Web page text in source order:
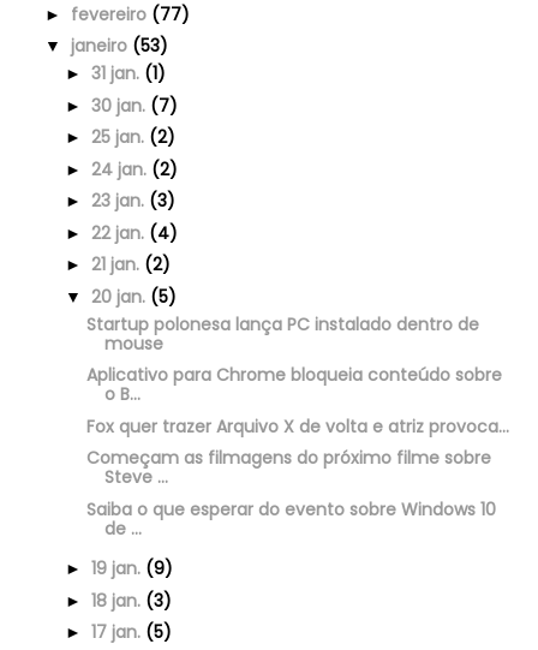
► fevereiro (77)
▼ janeiro (53)
► 31 jan. (1)
► 30 jan. (7)
► 25 jan. (2)
► 24 jan. (2)
► 23 jan. (3)
► 22 jan. (4)
► 21 jan. (2)
▼ 20 jan. (5)
Startup polonesa lança PC instalado dentro de
mouse
Aplicativo para Chrome bloqueia conteúdo sobre
o B...
Fox quer trazer Arquivo X de volta e atriz provoca...
Começam as filmagens do próximo filme sobre
Steve ...
Saiba o que esperar do evento sobre Windows 10
de ...
► 19 jan. (9)
► 18 jan. (3)
► 17 jan. (5)